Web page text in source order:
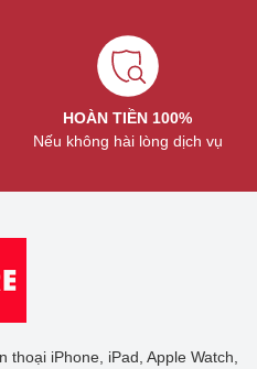
HOÀN TIỀN 100%
Nếu không hài lòng dịch vụ
iPhone, iPad, Apple Watch,